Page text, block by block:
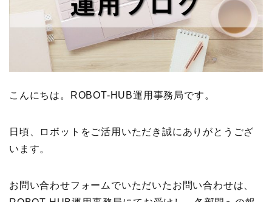
こんにちは。 ROBOT-HUB運用事務局です。
日頃、ロボットをご活用いただき誠にありがとうござ
います。
お問い合わせフォームでいただいたお問い合わせは、